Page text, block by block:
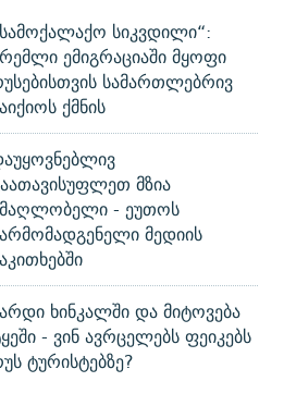
სიკვდილი“:
ემიგრაციაში მყოფი
სამართლებრივ
ქმნის
მზია
- ეუთოს
მედიის
ხინკალში და მიტოვება
- ვინ ავრცელებს ფეიკებს
ტურისტებზე?